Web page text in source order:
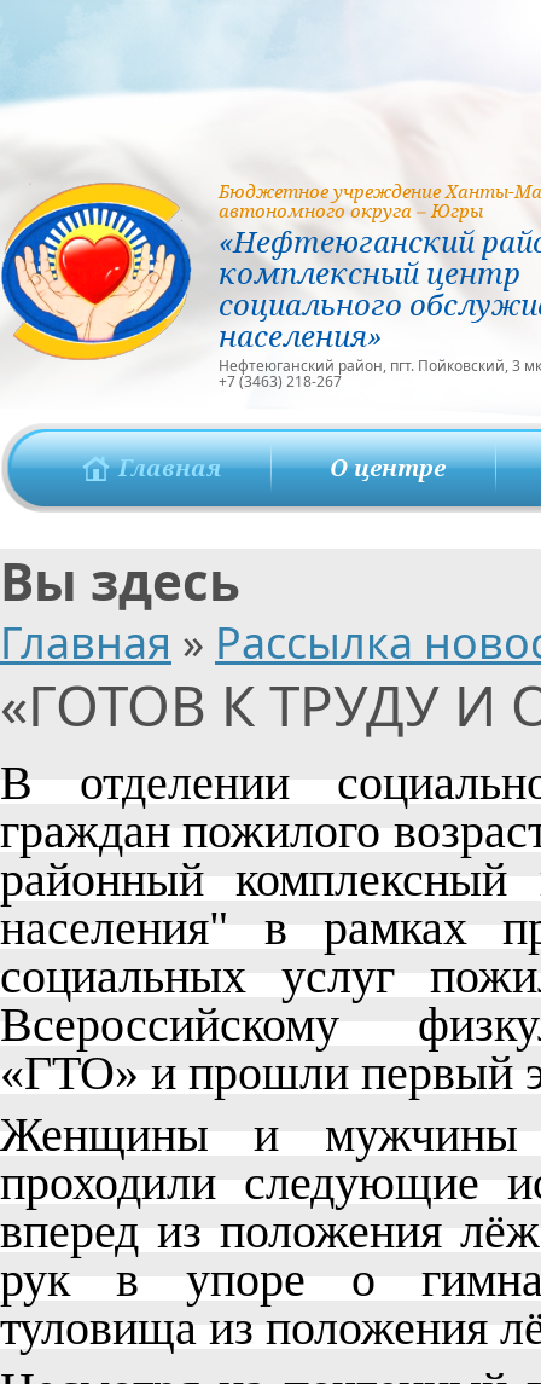
Бюджетное учреждение Ханты-
автономного округа – Югры
«Нефтеюганский
комплексный центр
социального
населения»
Нефтеюганский район, пгт. Пойковский, 3
+7 (3463) 218-267
Главная О центре
Вы здесь
Главная » Рассылка
«ГОТОВ К ТРУДУ И
В отделении
граждан пожилого
районный комплексный
населения" в рамках
социальных услуг
Всероссийскому
«ГТО» и прошли первый
Женщины и мужчины в
проходили следующие
вперед из положения
рук в упоре о
туловища из положения